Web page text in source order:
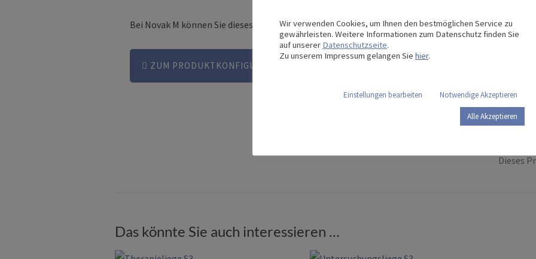
Bei Novak M können Sie dieses Produkt nach Ihren Anforderungen konfigurieren:
ZUM PRODUKTKONFIGURATOR
Dieses
Das könnte Sie auch interessieren …
Wir verwenden Cookies, um Ihnen den bestmöglichen Service zu
gewährleisten. Weitere Informationen zum Datenschutz finden Sie
auf unserer Datenschutzseite.
Zu unserem Impressum gelangen Sie hier.
Einstellungen bearbeiten Notwendige Akzeptieren
Alle Akzeptieren